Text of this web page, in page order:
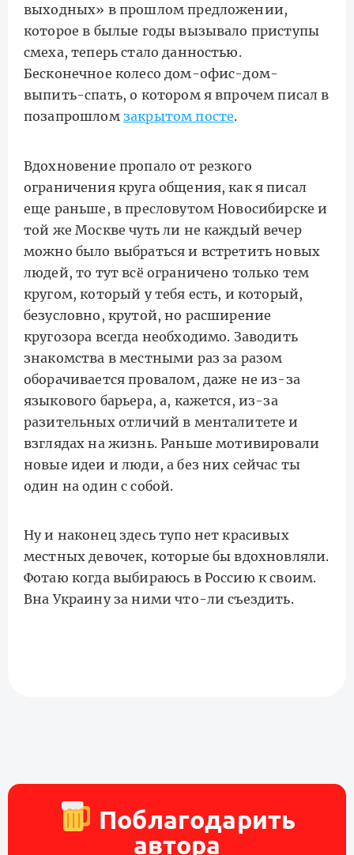
выходных» в прошлом предложении,
которое в былые годы вызывало приступы
смеха, теперь стало данностью.
Бесконечное колесо дом-офис-дом-
выпить-спать, о котором я впрочем писал в
позапрошлом закрытом посте.
Вдохновение пропало от резкого
ограничения круга общения, как я писал
еще раньше, в пресловутом Новосибирске и
той же Москве чуть ли не каждый вечер
можно было выбраться и встретить новых
людей, то тут всё ограничено только тем
кругом, который у тебя есть, и который,
безусловно, крутой, но расширение
кругозора всегда необходимо. Заводить
знакомства в местными раз за разом
оборачивается провалом, даже не из-за
языкового барьера, а, кажется, из-за
разительных отличий в менталитете и
взглядах на жизнь. Раньше мотивировали
новые идеи и люди, а без них сейчас ты
один на один с собой.
Ну и наконец здесь тупо нет красивых
местных девочек, которые бы вдохновляли.
Фотаю когда выбираюсь в Россию к своим.
Вна Украину за ними что-ли съездить.
Поблагодарить
автора